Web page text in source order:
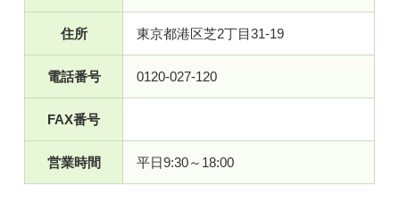
住所 東京都港区芝2丁目31-19
電話番号 0120-027-120
FAX番号
営業時間 平日9:30～18:00